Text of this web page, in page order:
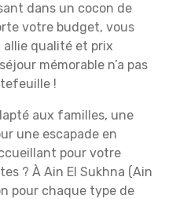
dans un cocon de
votre budget, vous
qualité et prix
mémorable n’a pas
!
aux familles, une
une escapade en
pour votre
? À Ain El Sukhna (Ain
pour chaque type de